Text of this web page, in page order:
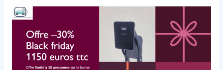
la
voiture
électrique
entreprise